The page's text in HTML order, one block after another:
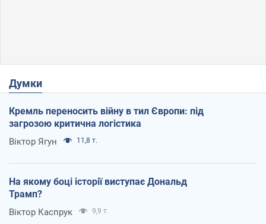
Думки
Кремль переносить війну в тил Європи: під
загрозою критична логістика
Віктор Ягун 11,8 т.
На якому боці історії виступає Дональд
Трамп?
Віктор Каспрук 9,9 т.